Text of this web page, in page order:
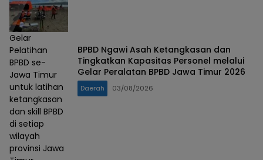
Gelar
Pelatihan
BPBD se-
Jawa Timur
untuk latihan
ketangkasan
dan skill BPBD
di setiap
wilayah
provinsi Jawa
BPBD Ngawi Asah Ketangkasan dan
Tingkatkan Kapasitas Personel melalui
Gelar Peralatan BPBD Jawa Timur 2026
Daerah 03/08/2026